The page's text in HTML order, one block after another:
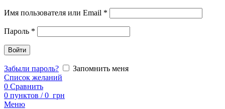
Имя пользователя или Email *
Пароль *
Войти
Забыли пароль?
Запомнить меня
Список желаний
0 Сравнить
0 пунктов / 0 грн
Меню